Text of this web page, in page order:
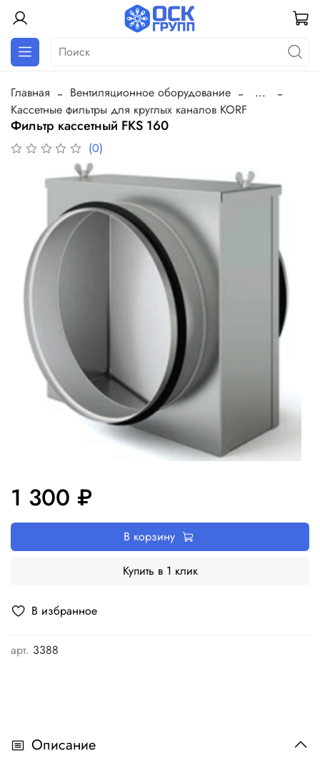
Главная Вентиляционное оборудование
...
Кассетные фильтры для круглых каналов KORF
Фильтр кассетный FKS 160
(0)
В избранное
арт. 3388
1 300 ₽
В корзину
Купить в 1 клик
Описание